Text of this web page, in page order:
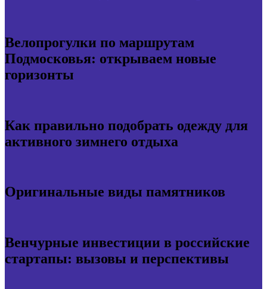
Велопрогулки по маршрутам
Подмосковья: открываем новые
горизонты
Как правильно подобрать одежду для
активного зимнего отдыха
Оригинальные виды памятников
Венчурные инвестиции в российские
стартапы: вызовы и перспективы